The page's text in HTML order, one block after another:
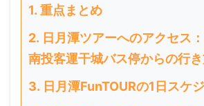
重点まとめ
日月潭ツアーへのアクセス
南投客運干城バス停からの行
日月潭FunTOURの1日スケ